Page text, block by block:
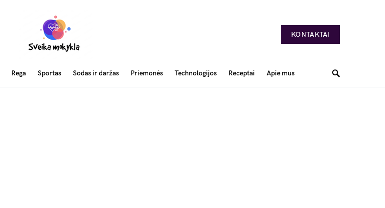
KONTAKTAI
Rega Sportas Sodas ir daržas Priemonės Technologijos Receptai Apie mus